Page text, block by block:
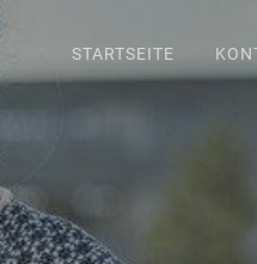
STARTSEITE